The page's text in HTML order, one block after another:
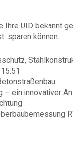
Ihre UID bekannt
sparen können.
– ein innovativer